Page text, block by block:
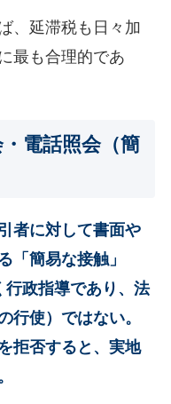
、延滞税も日々加
最も合理的であ
電話照会（簡
者に対して書面や
「簡易な接触」
行政指導であり、法
行使）ではない。
拒否すると、実地